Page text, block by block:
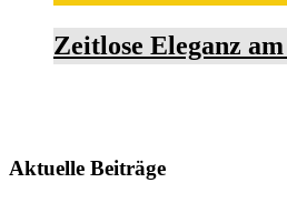
Zeitlose Eleganz
Aktuelle Beiträge